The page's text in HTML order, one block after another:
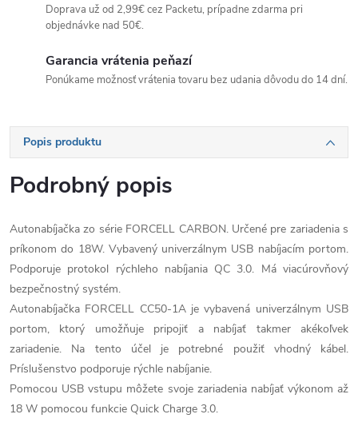
Doprava už od 2,99€ cez Packetu, prípadne zdarma pri
objednávke nad 50€.
Garancia vrátenia peňazí
Ponúkame možnosť vrátenia tovaru bez udania dôvodu do 14 dní.
Popis produktu
Podrobný popis
Autonabíjačka zo série FORCELL CARBON. Určené pre zariadenia s
príkonom do 18W. Vybavený univerzálnym USB nabíjacím portom.
Podporuje protokol rýchleho nabíjania QC 3.0. Má viacúrovňový
bezpečnostný systém.
Autonabíjačka FORCELL CC50-1A je vybavená univerzálnym USB
portom, ktorý umožňuje pripojiť a nabíjať takmer akékoľvek
zariadenie. Na tento účel je potrebné použiť vhodný kábel.
Príslušenstvo podporuje rýchle nabíjanie.
Pomocou USB vstupu môžete svoje zariadenia nabíjať výkonom až
18 W pomocou funkcie Quick Charge 3.0.